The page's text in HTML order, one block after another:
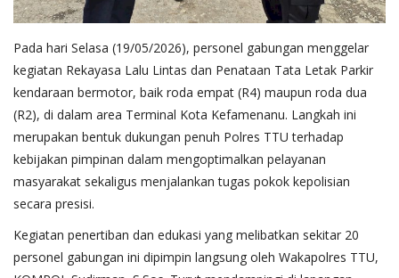
Pada hari Selasa (19/05/2026), personel gabungan menggelar
kegiatan Rekayasa Lalu Lintas dan Penataan Tata Letak Parkir
kendaraan bermotor, baik roda empat (R4) maupun roda dua
(R2), di dalam area Terminal Kota Kefamenanu. Langkah ini
merupakan bentuk dukungan penuh Polres TTU terhadap
kebijakan pimpinan dalam mengoptimalkan pelayanan
masyarakat sekaligus menjalankan tugas pokok kepolisian
secara presisi.
​Kegiatan penertiban dan edukasi yang melibatkan sekitar 20
personel gabungan ini dipimpin langsung oleh Wakapolres TTU,